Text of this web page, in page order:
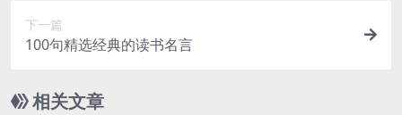
下一篇
100句精选经典的读书名言
相关文章